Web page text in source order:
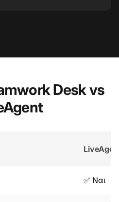
Desk vs
✅ Ναι